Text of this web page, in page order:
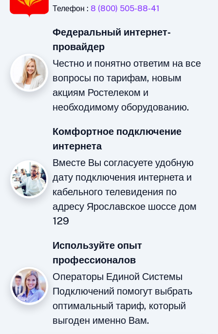
Телефон : 8 (800) 505-88-41
Федеральный интернет-
провайдер
Честно и понятно ответим на все
вопросы по тарифам, новым
акциям Ростелеком и
необходимому оборудованию.
Комфортное подключение
интернета
Вместе Вы согласуете удобную
дату подключения интернета и
кабельного телевидения по
адресу Ярославское шоссе дом
129
Используйте опыт
профессионалов
Операторы Единой Системы
Подключений помогут выбрать
оптимальный тариф, который
выгоден именно Вам.